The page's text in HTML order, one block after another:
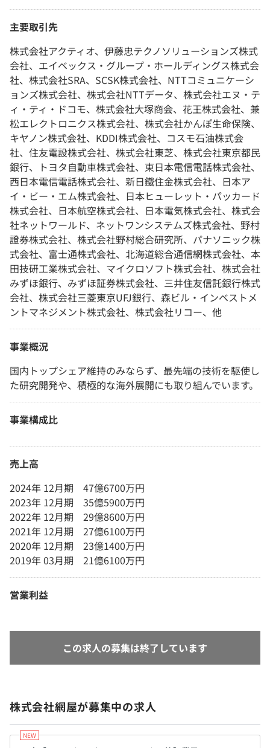
主要取引先
株式会社アクティオ、伊藤忠テクノソリューションズ株式
会社、エイベックス・グループ・ホールディングス株式会
社、株式会社SRA、SCSK株式会社、NTTコミュニケーシ
ョンズ株式会社、株式会社NTTデータ、株式会社エヌ・テ
ィ・ティ・ドコモ、株式会社大塚商会、花王株式会社、兼
松エレクトロニクス株式会社、株式会社かんぽ生命保険、
キヤノン株式会社、KDDI株式会社、コスモ石油株式会
社、住友電設株式会社、株式会社東芝、株式会社東京都民
銀行、トヨタ自動車株式会社、東日本電信電話株式会社、
西日本電信電話株式会社、新日鐵住金株式会社、日本ア
イ・ビー・エム株式会社、日本ヒューレット・パッカード
株式会社、日本航空株式会社、日本電気株式会社、株式会
社ネットワールド、ネットワンシステムズ株式会社、野村
證券株式会社、株式会社野村総合研究所、パナソニック株
式会社、富士通株式会社、北海道総合通信網株式会社、本
田技研工業株式会社、マイクロソフト株式会社、株式会社
みずほ銀行、みずほ証券株式会社、三井住友信託銀行株式
会社、株式会社三菱東京UFJ銀行、森ビル・インベストメ
ントマネジメント株式会社、株式会社リコー、他
事業概況
国内トップシェア維持のみならず、最先端の技術を駆使し
た研究開発や、積極的な海外展開にも取り組んでいます。
事業構成比
売上高
2024年 12月期 47億6700万円
2023年 12月期 35億5900万円
2022年 12月期 29億8600万円
2021年 12月期 27億6100万円
2020年 12月期 23億1400万円
2019年 03月期 21億6100万円
営業利益
この求人の募集は終了しています
株式会社網屋が募集中の求人